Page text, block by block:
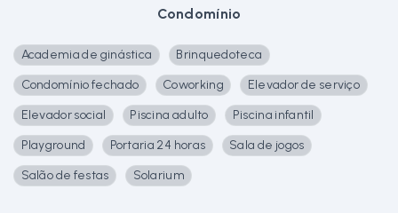
Condomínio
Academia de ginástica
Brinquedoteca
Condomínio fechado
Coworking
Elevador de serviço
Elevador social
Piscina adulto
Piscina infantil
Playground
Portaria 24 horas
Sala de jogos
Salão de festas
Solarium